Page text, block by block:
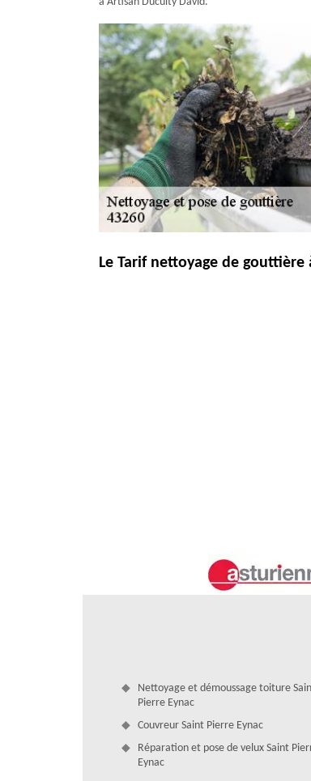
Le Tarif nettoyage de
Il faut savoir que la gouttière est un élément
bien attention. Prenons l’exemple d’une
professionnalisme. Il en faut de nombreux
Nettoyage et démoussage toiture
Pierre Eynac
Couvreur Saint Pierre Eynac
Réparation et pose de velux Saint
Eynac